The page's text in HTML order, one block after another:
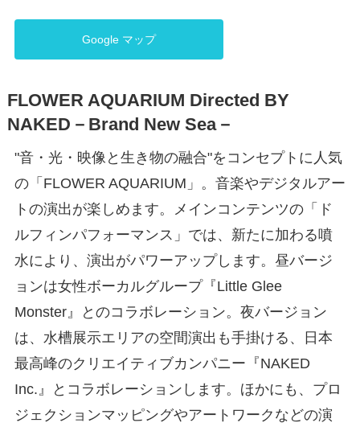
Google マップ
FLOWER AQUARIUM Directed BY
NAKED－Brand New Sea－
"音・光・映像と生き物の融合"をコンセプトに人気
の「FLOWER AQUARIUM」。音楽やデジタルアー
トの演出が楽しめます。メインコンテンツの「ド
ルフィンパフォーマンス」では、新たに加わる噴
水により、演出がパワーアップします。昼バージ
ョンは女性ボーカルグループ『Little Glee
Monster』とのコラボレーション。夜バージョン
は、水槽展示エリアの空間演出も手掛ける、日本
最高峰のクリエイティブカンパニー『NAKED
Inc.』とコラボレーションします。ほかにも、プロ
ジェクションマッピングやアートワークなどの演